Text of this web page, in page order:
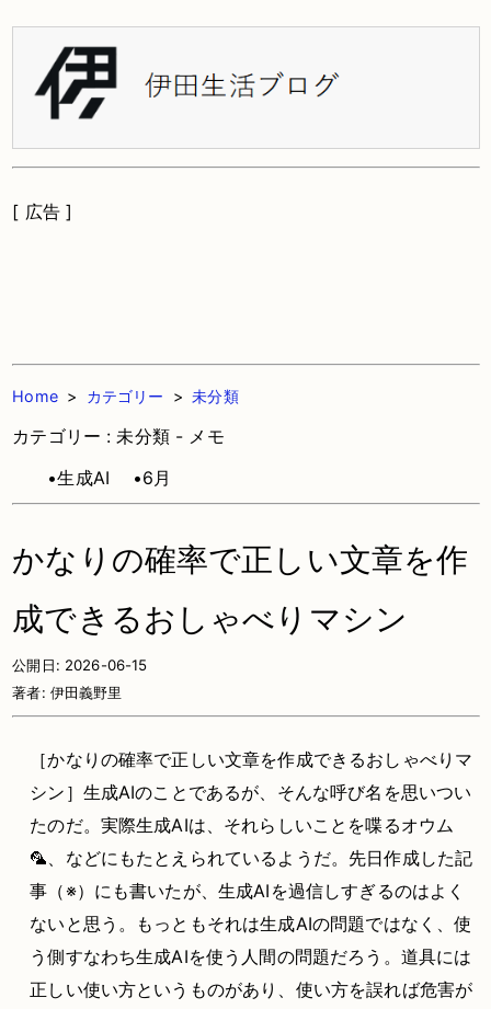
[ 広告 ]
Home> カテゴリー >未分類
カテゴリー : 未分類 - メモ
•生成AI
•6月
かなりの確率で正しい文章を作
成できるおしゃべりマシン
公開日: 2026-06-15
著者: 伊田義野里
［かなりの確率で正しい文章を作成できるおしゃべりマ
シン］生成AIのことであるが、そんな呼び名を思いつい
たのだ。実際生成AIは、それらしいことを喋るオウム
🦜、などにもたとえられているようだ。先日作成した記
事（※）にも書いたが、生成AIを過信しすぎるのはよく
ないと思う。もっともそれは生成AIの問題ではなく、使
う側すなわち生成AIを使う人間の問題だろう。道具には
正しい使い方というものがあり、使い方を誤れば危害が